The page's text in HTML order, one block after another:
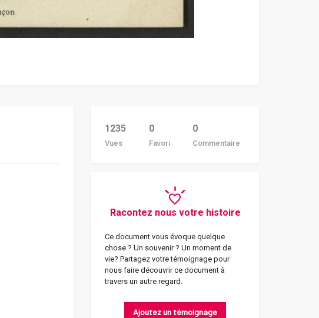
1235
Vues
0
Favori
0
Commentaire
Racontez nous votre histoire
Ce document vous évoque quelque
chose ? Un souvenir ? Un moment de
vie? Partagez votre témoignage pour
nous faire découvrir ce document à
travers un autre regard.
Ajoutez un témoignage